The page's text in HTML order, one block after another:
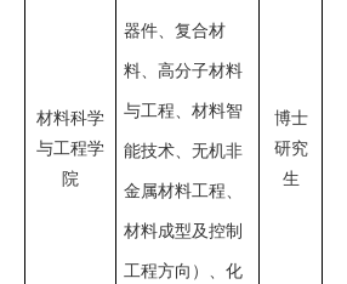
材料科学
与工程学
院
器件、复合材
料、高分子材料
与工程、材料智
能技术、无机非
金属材料工程、
材料成型及控制
工程方向）、化
博士
研究
生